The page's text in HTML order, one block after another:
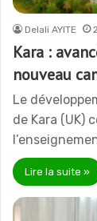
Delali AYITE
Kara :
nouveau
Le
de Kara (UK)
Lire la suite »